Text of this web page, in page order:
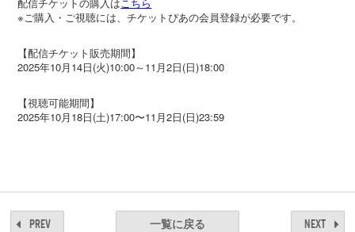
※ご購入・ご視聴には、チケットぴあの会員登録が必要です。
【配信チケット販売期間】
2025年10月14日(火)10:00～11月2日(日)18:00
【視聴可能期間】
2025年10月18日(土)17:00〜11月2日(日)23:59
PREV 一覧に戻る NEXT